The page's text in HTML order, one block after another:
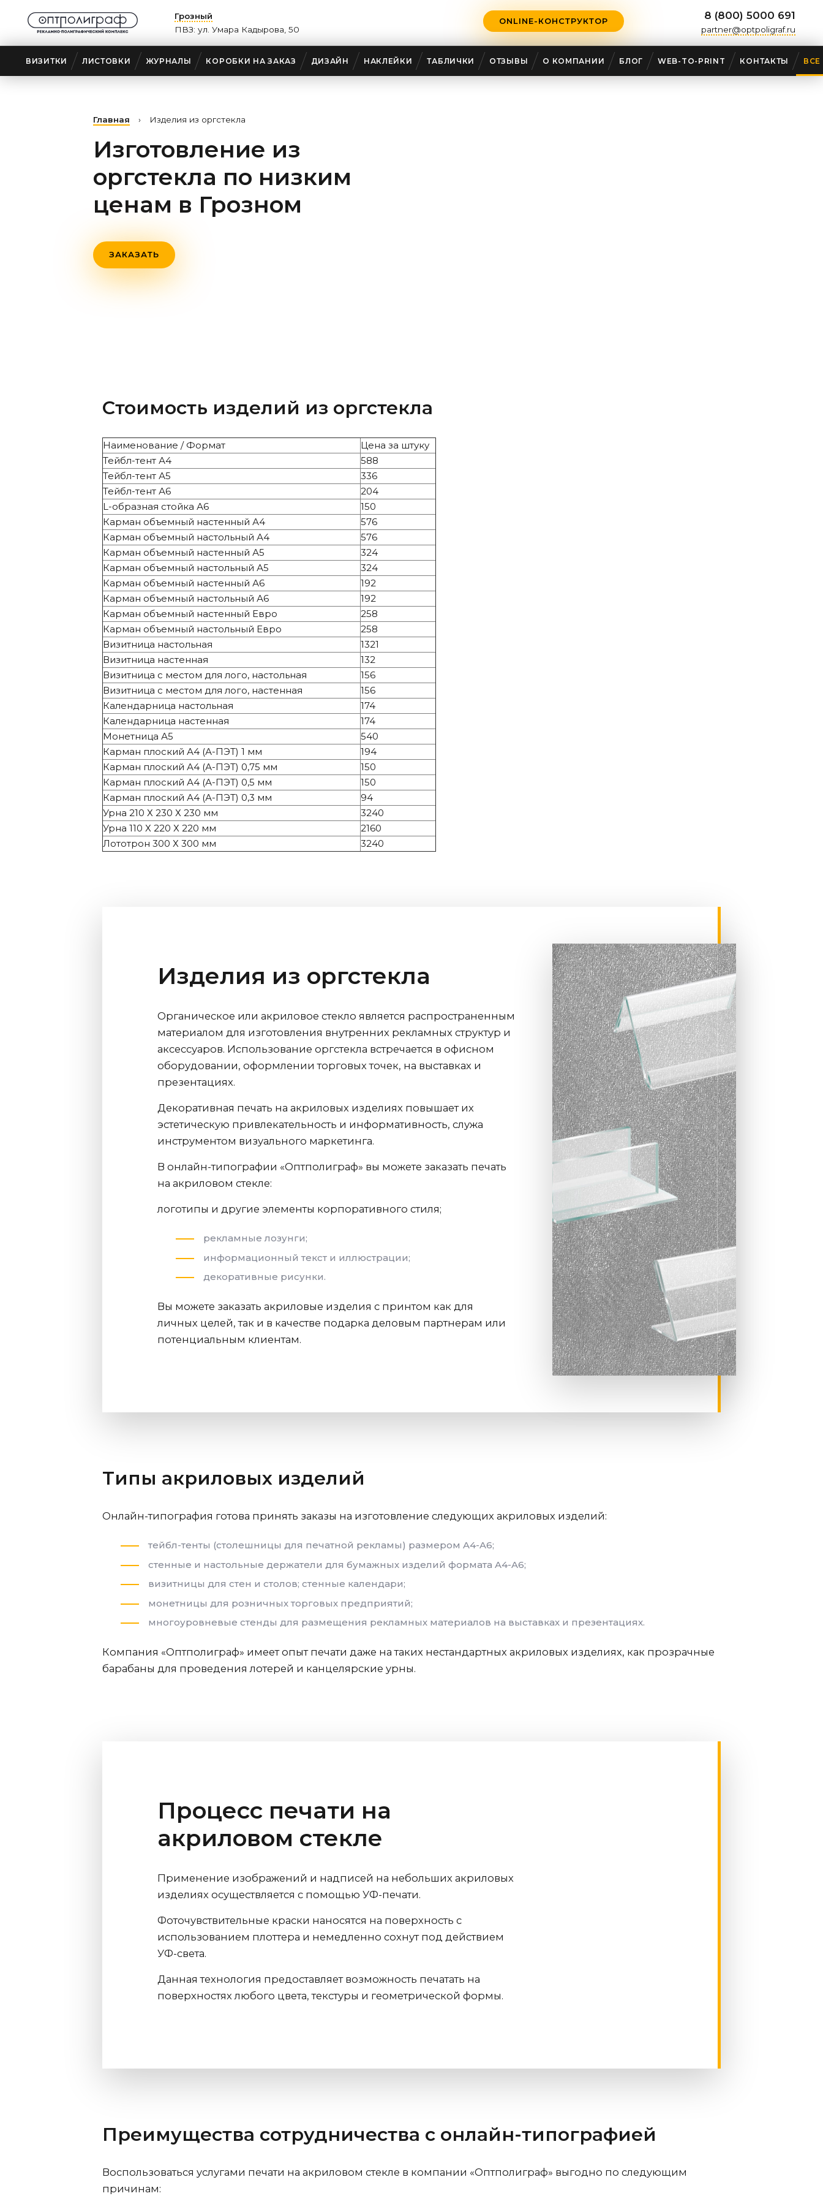
Грозный
ПВЗ: ул. Умара Кадырова, 50
ONLINE-КОНСТРУКТОР 8 (800) 5000 691
partner@optpoligraf.ru
ВИЗИТКИ ЛИСТОВКИ ЖУРНАЛЫ КОРОБКИ НА ЗАКАЗ ДИЗАЙН НАКЛЕЙКИ ТАБЛИЧКИ ОТЗЫВЫ О КОМПАНИИ БЛОГ WEB-TO-PRINT КОНТАКТЫ ВСЕ
Главная › Изделия из оргстекла
Изготовление из
оргстекла по низким
ценам в Грозном
ЗАКАЗАТЬ
Стоимость изделий из оргстекла
Наименование / Формат
Цена за штуку
Тейбл-тент А4
588
Тейбл-тент А5
336
Тейбл-тент А6
204
L-образная стойка А6
150
Карман объемный настенный А4
576
Карман объемный настольный А4
576
Карман объемный настенный А5
324
Карман объемный настольный А5
324
Карман объемный настенный А6
192
Карман объемный настольный А6
192
Карман объемный настенный Евро
258
Карман объемный настольный Евро
258
Визитница настольная
1321
Визитница настенная
132
Визитница с местом для лого, настольная
156
Визитница с местом для лого, настенная
156
Календарница настольная
174
Календарница настенная
174
Монетница А5
540
Карман плоский А4 (А-ПЭТ) 1 мм
194
Карман плоский А4 (А-ПЭТ) 0,75 мм
150
Карман плоский А4 (А-ПЭТ) 0,5 мм
150
Карман плоский А4 (А-ПЭТ) 0,3 мм
94
Урна 210 Х 230 Х 230 мм
3240
Урна 110 Х 220 Х 220 мм
2160
Лототрон 300 Х 300 мм
3240
Изделия из оргстекла
Органическое или акриловое стекло является распространенным
материалом для изготовления внутренних рекламных структур и
аксессуаров. Использование оргстекла встречается в офисном
оборудовании, оформлении торговых точек, на выставках и
презентациях.
Декоративная печать на акриловых изделиях повышает их
эстетическую привлекательность и информативность, служа
инструментом визуального маркетинга.
В онлайн-типографии «Оптполиграф» вы можете заказать печать
на акриловом стекле:
логотипы и другие элементы корпоративного стиля;
рекламные лозунги;
информационный текст и иллюстрации;
декоративные рисунки.
Вы можете заказать акриловые изделия с принтом как для
личных целей, так и в качестве подарка деловым партнерам или
потенциальным клиентам.
Типы акриловых изделий
Онлайн-типография готова принять заказы на изготовление следующих акриловых изделий:
тейбл-тенты (столешницы для печатной рекламы) размером A4-A6;
стенные и настольные держатели для бумажных изделий формата A4-A6;
визитницы для стен и столов; стенные календари;
монетницы для розничных торговых предприятий;
многоуровневые стенды для размещения рекламных материалов на выставках и презентациях.
Компания «Оптполиграф» имеет опыт печати даже на таких нестандартных акриловых изделиях, как прозрачные
барабаны для проведения лотерей и канцелярские урны.
Процесс печати на
акриловом стекле
Применение изображений и надписей на небольших акриловых
изделиях осуществляется с помощью УФ-печати.
Фоточувствительные краски наносятся на поверхность с
использованием плоттера и немедленно сохнут под действием
УФ-света.
Данная технология предоставляет возможность печатать на
поверхностях любого цвета, текстуры и геометрической формы.
Преимущества сотрудничества с онлайн-типографией
Воспользоваться услугами печати на акриловом стекле в компании «Оптполиграф» выгодно по следующим
причинам: